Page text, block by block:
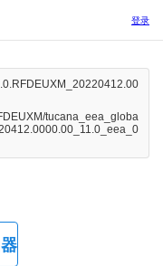
登录
tucana_eea_globa